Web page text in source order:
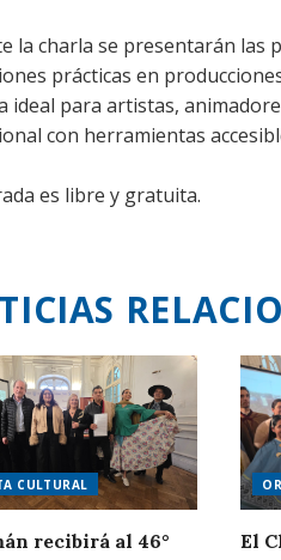
la charla se presentarán las
prácticas en
ideal para artistas,
con herramientas
es libre y gratuita.
CULTURAL
recibirá al 46°
El